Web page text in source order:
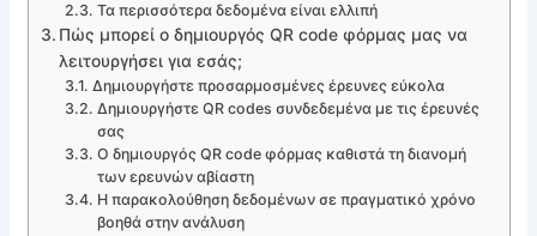
Τα περισσότερα δεδομένα είναι ελλιπή
Πώς μπορεί ο δημιουργός QR code φόρμας μας να
λειτουργήσει για εσάς;
Δημιουργήστε προσαρμοσμένες έρευνες εύκολα
Δημιουργήστε QR codes συνδεδεμένα με τις έρευνές
σας
Ο δημιουργός QR code φόρμας καθιστά τη διανομή
των ερευνών αβίαστη
Η παρακολούθηση δεδομένων σε πραγματικό χρόνο
βοηθά στην ανάλυση